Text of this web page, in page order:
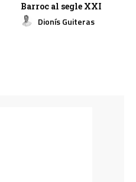
Barroc al segle XXI
Dionís Guiteras